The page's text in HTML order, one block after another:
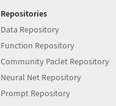
Repositories
Data Repository
Function Repository
Community Paclet Repository
Neural Net Repository
Prompt Repository